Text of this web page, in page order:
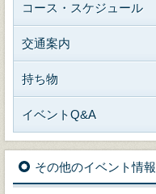
コース・スケジュール
交通案内
持ち物
イベントQ&A
その他のイベント情報